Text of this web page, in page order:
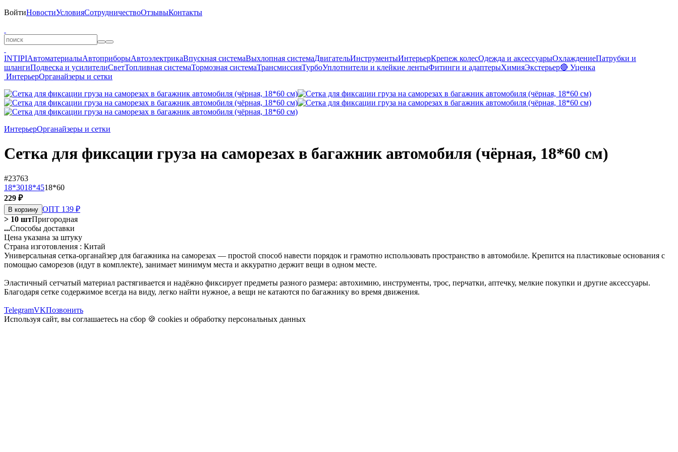
ВойтиНовостиУсловияСотрудничествоОтзывыКонтакты
INTIPIАвтоматериалыАвтоприборыАвтоэлектрикаВпускная системаВыхлопная системаДвигательИнструментыИнтерьерКрепеж колесОдежда и аксессуарыОхлаждениеПатрубки и
шлангиПодвеска и усилителиСветТопливная системаТормозная системаТрансмиссияТурбоУплотнители и клейкие лентыФитинги и адаптерыХимияЭкстерьер🔴 Уценка
ИнтерьерОрганайзеры и сетки
ИнтерьерОрганайзеры и сетки
Сетка для фиксации груза на саморезах в багажник автомобиля (чёрная, 18*60 см)
#23763
18*3018*4518*60
229 ₽
В корзину ОПТ 139 ₽
> 10 штПригородная
...Способы доставки
Цена указана за штуку
Страна изготовления : Китай
Универсальная сетка-органайзер для багажника на саморезах — простой способ навести порядок и грамотно использовать пространство в автомобиле. Крепится на пластиковые основания с
помощью саморезов (идут в комплекте), занимает минимум места и аккуратно держит вещи в одном месте.
Эластичный сетчатый материал растягивается и надёжно фиксирует предметы разного размера: автохимию, инструменты, трос, перчатки, аптечку, мелкие покупки и другие аксессуары.
Благодаря сетке содержимое всегда на виду, легко найти нужное, а вещи не катаются по багажнику во время движения.
TelegramVKПозвонить
Используя сайт, вы соглашаетесь на сбор 🍪 cookies и обработку персональных данных